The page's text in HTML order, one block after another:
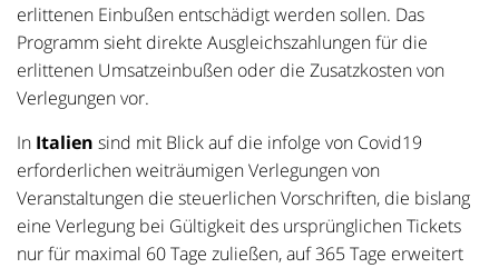
erlittenen Einbußen entschädigt werden sollen. Das
Programm sieht direkte Ausgleichszahlungen für die
erlittenen Umsatzeinbußen oder die Zusatzkosten von
Verlegungen vor.
In Italien sind mit Blick auf die infolge von Covid19
erforderlichen weiträumigen Verlegungen von
Veranstaltungen die steuerlichen Vorschriften, die bislang
eine Verlegung bei Gültigkeit des ursprünglichen Tickets
nur für maximal 60 Tage zuließen, auf 365 Tage erweitert